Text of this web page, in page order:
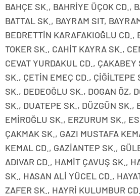
BAHÇE SK., BAHRİYE ÜÇOK CD.,
BATTAL SK., BAYRAM SIT,
BEDRETTİN KARAFAKIOĞLU CD.,
TOKER SK., CAHİT KAYRA SK.,
CEVAT YURDAKUL CD.,
SK., ÇETİN EMEÇ CD., ÇİĞİLTEPE
SK., DEDEOĞLU SK., DOGAN ÖZ,
SK., DUATEPE SK., DÜZGÜN SK.,
EMİROĞLU SK., ERZURUM SK.,
ÇAKMAK SK., GAZI MUSTAFA
KEMAL CD., GAZİANTEP SK.,
ADIVAR CD., HAMİT ÇAVUŞ SK.,
SK., HASAN ALİ YÜCEL CD.,
ZAFER SK., HAYRİ KULUMBUR